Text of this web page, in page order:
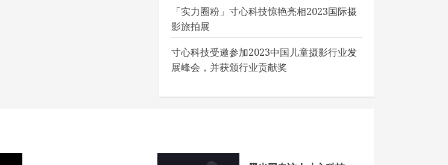
「实力圈粉」寸心科技惊艳亮相2023国际摄
影旅拍展
寸心科技受邀参加2023中国儿童摄影行业发
展峰会，并获颁行业贡献奖